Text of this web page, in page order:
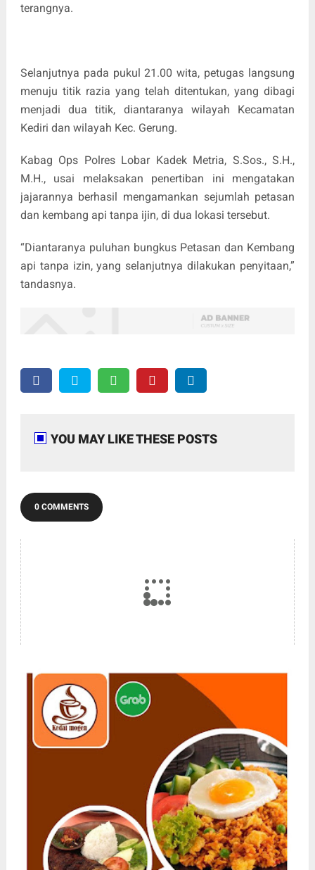
terangnya.
Selanjutnya pada pukul 21.00 wita, petugas langsung
menuju titik razia yang telah ditentukan, yang dibagi
menjadi dua titik, diantaranya wilayah Kecamatan
Kediri dan wilayah Kec. Gerung.
Kabag Ops Polres Lobar Kadek Metria, S.Sos., S.H.,
M.H., usai melaksakan penertiban ini mengatakan
jajarannya berhasil mengamankan sejumlah petasan
dan kembang api tanpa ijin, di dua lokasi tersebut.
“Diantaranya puluhan bungkus Petasan dan Kembang
api tanpa izin, yang selanjutnya dilakukan penyitaan,”
tandasnya.
YOU MAY LIKE THESE POSTS
0 COMMENTS